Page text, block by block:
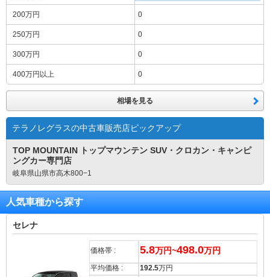
200万円
250万円
300万円
400万円以上
0
0
0
0
相場を見る
テラノレグラスの中古車販売店ピックアップ
TOP MOUNTAIN トップマウンテン SUV・クロカン・キャンピ
ングカー専門店
岐阜県山県市高木800−1
人気車種から探す
セレナ
価格帯 : 5.8万円~498.0万円
平均価格 : 192.5万円